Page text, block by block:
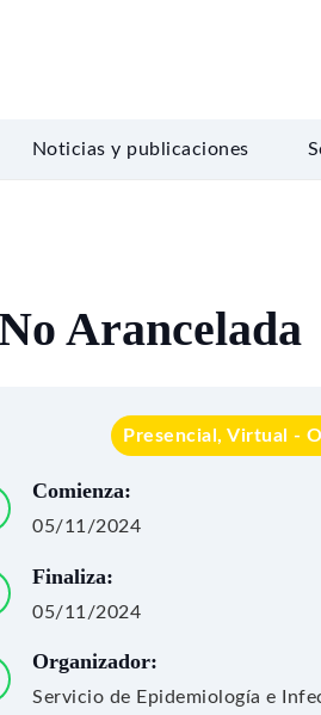
Noticias y publicaciones
Arancelada
Presencial, Virtual -
Comienza:
05/11/2024
Finaliza:
05/11/2024
Organizador:
Servicio de Epidemiología e